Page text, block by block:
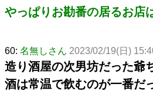
やっぱりお勘番の居るお店
60: 名無しさん 2023/02/19(日)
造り酒屋の次男坊だった爺
酒は常温で飲むのが一番だ